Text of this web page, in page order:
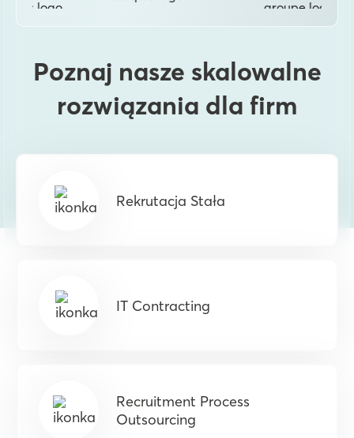
Poznaj nasze skalowalne
rozwiązania dla firm
Rekrutacja Stała
IT Contracting
Recruitment Process
Outsourcing